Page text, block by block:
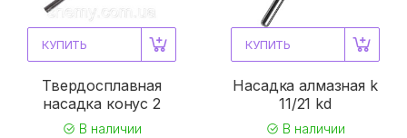
КУПИТЬ
Твердосплавная
насадка конус 2
В наличии
КУПИТЬ
Насадка алмазная k
11/21 kd
В наличии